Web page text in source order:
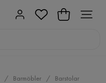
Barmöbler Barstolar